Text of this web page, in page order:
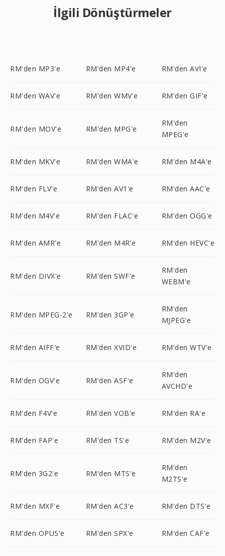
İlgili Dönüştürmeler
RM'den MP3'e RM'den MP4'e RM'den AVI'e
RM'den WAV'e RM'den WMV'e RM'den GIF'e
RM'den MOV'e RM'den MPG'e
RM'den
MPEG'e
RM'den MKV'e RM'den WMA'e RM'den M4A'e
RM'den FLV'e RM'den AV1'e RM'den AAC'e
RM'den M4V'e RM'den FLAC'e RM'den OGG'e
RM'den AMR'e RM'den M4R'e RM'den HEVC'e
RM'den DIVX'e RM'den SWF'e
RM'den
WEBM'e
RM'den MPEG-2'e RM'den 3GP'e
RM'den
MJPEG'e
RM'den AIFF'e RM'den XVID'e RM'den WTV'e
RM'den OGV'e RM'den ASF'e
RM'den
AVCHD'e
RM'den F4V'e RM'den VOB'e RM'den RA'e
RM'den FAP'e RM'den TS'e RM'den M2V'e
RM'den 3G2'e RM'den MTS'e
RM'den
M2TS'e
RM'den MXF'e RM'den AC3'e RM'den DTS'e
RM'den OPUS'e RM'den SPX'e RM'den CAF'e